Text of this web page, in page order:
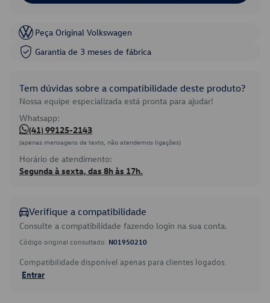
Peça Original Volkswagen
Garantia de 3 meses de fábrica
Tem dúvidas sobre a compatibilidade deste produto?
Nossa equipe especializada está pronta para ajudar!
Whatsapp:
(41) 99125-2143
(apenas mensagens de texto, não atendemos ligações)
Horário de atendimento:
Segunda à sexta, das 8h às 17h.
Verifique a compatibilidade
Consulte a compatibilidade fazendo login na sua conta.
Código original consultado: N01950210
Compatibilidade disponível apenas para clientes logados.
Entrar